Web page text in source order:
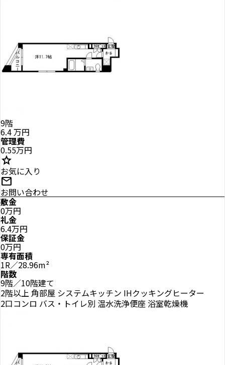
9階
6.4万円
管理費
0.55万円
star
お気に入り
mail
お問い合わせ
敷金
0万円
礼金
6.4万円
保証金
0万円
専有面積
1R／28.96m²
階数
9階／10階建て
2階以上 角部屋 システムキッチン IHクッキングヒーター
2口コンロ バス・トイレ別 温水洗浄便座 浴室乾燥機